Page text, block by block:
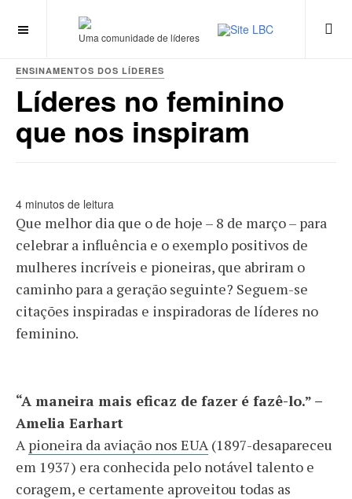
Uma comunidade de líderes
ENSINAMENTOS DOS LÍDERES
Líderes no feminino
que nos inspiram
4 minutos de leitura
Que melhor dia que o de hoje – 8 de março – para
celebrar a influência e o exemplo positivos de
mulheres incríveis e pioneiras, que abriram o
caminho para a geração seguinte? Seguem-se
citações inspiradas e inspiradoras de líderes no
feminino.
“A maneira mais eficaz de fazer é fazê-lo.” –
Amelia Earhart
Apioneira da aviação nos EUA(1897-desapareceu
em 1937) era conhecida pelo notável talento e
coragem, e certamente aproveitou todas as